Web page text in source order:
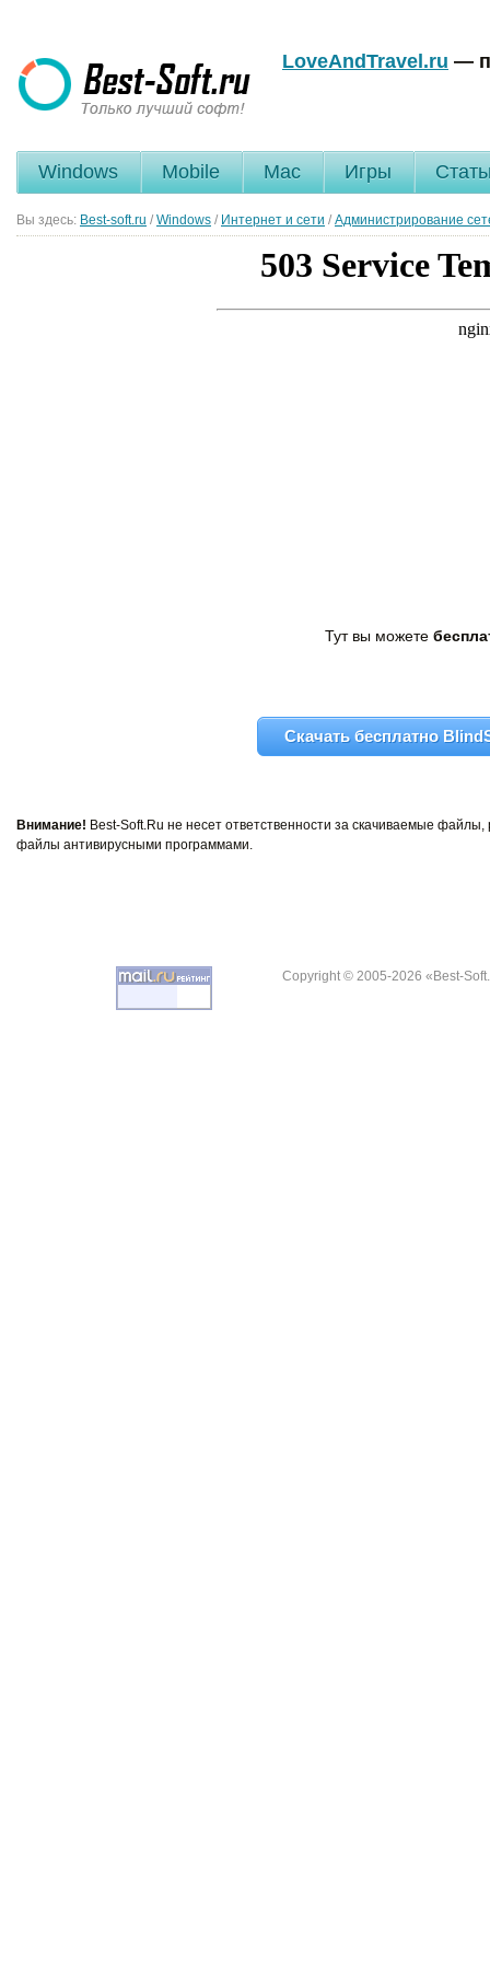
LoveAndTravel.ru —
Windows Mobile Mac Игры
Вы здесь: Best-soft.ru / Windows / Интернет и сети / Администрирование
Тут вы можете
Скачать бесплатно
Внимание! Best-Soft.Ru не несет ответственности за скачиваемые
файлы антивирусными программами.
Copyright © 2005-2026 «Best-